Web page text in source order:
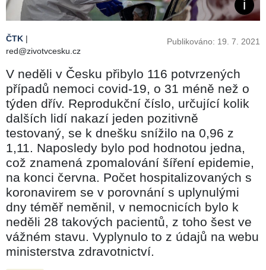
ČTK |
red@zivotvcesku.cz
Publikováno: 19. 7. 2021
V neděli v Česku přibylo 116 potvrzených
případů nemoci covid-19, o 31 méně než o
týden dřív. Reprodukční číslo, určující kolik
dalších lidí nakazí jeden pozitivně
testovaný, se k dnešku snížilo na 0,96 z
1,11. Naposledy bylo pod hodnotou jedna,
což znamená zpomalování šíření epidemie,
na konci června. Počet hospitalizovaných s
koronavirem se v porovnání s uplynulými
dny téměř neměnil, v nemocnicích bylo k
neděli 28 takových pacientů, z toho šest ve
vážném stavu. Vyplynulo to z údajů na webu
ministerstva zdravotnictví.